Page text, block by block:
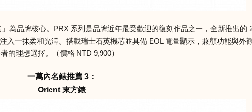
為品牌核心。PRX 系列是品牌近年最受歡迎的復刻作品之一，全新推出的
入一抹柔和光澤。搭載瑞士石英機芯並具備 EOL 電量顯示，兼顧功能與外
的理想選擇。（價格 NTD 9,900）
一萬內名錶推薦 3：
Orient 東方錶